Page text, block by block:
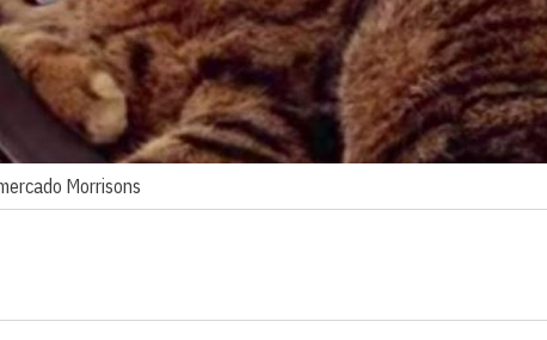
Morrisons